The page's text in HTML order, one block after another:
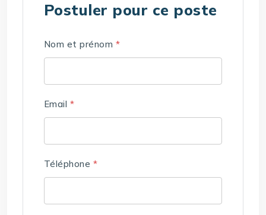
Postuler pour ce poste
Nom et prénom *
Email *
Téléphone *